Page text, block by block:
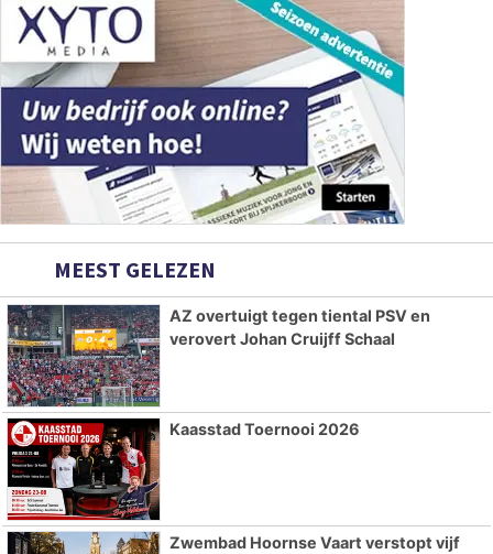
MEEST GELEZEN
AZ overtuigt tegen tiental PSV en
verovert Johan Cruijff Schaal
Kaasstad Toernooi 2026
Zwembad Hoornse Vaart verstopt vijf